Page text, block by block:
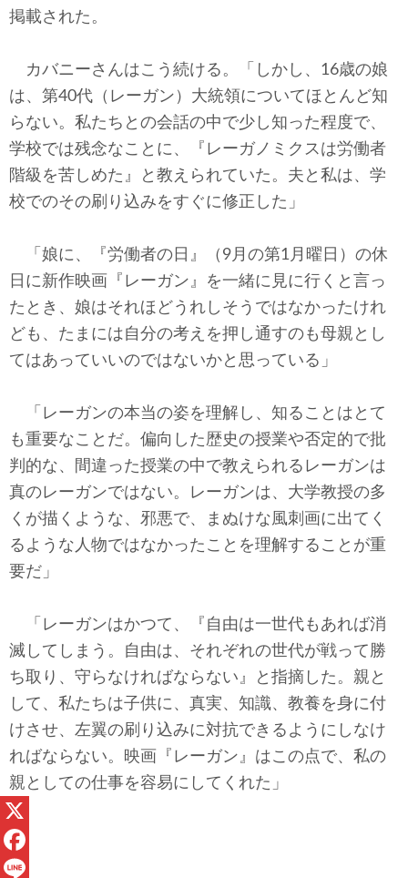
掲載された。
カバニーさんはこう続ける。「しかし、16歳の娘
は、第40代（レーガン）大統領についてほとんど知
らない。私たちとの会話の中で少し知った程度で、
学校では残念なことに、『レーガノミクスは労働者
階級を苦しめた』と教えられていた。夫と私は、学
校でのその刷り込みをすぐに修正した」
「娘に、『労働者の日』（9月の第1月曜日）の休
日に新作映画『レーガン』を一緒に見に行くと言っ
たとき、娘はそれほどうれしそうではなかったけれ
ども、たまには自分の考えを押し通すのも母親とし
てはあっていいのではないかと思っている」
「レーガンの本当の姿を理解し、知ることはとて
も重要なことだ。偏向した歴史の授業や否定的で批
判的な、間違った授業の中で教えられるレーガンは
真のレーガンではない。レーガンは、大学教授の多
くが描くような、邪悪で、まぬけな風刺画に出てく
るような人物ではなかったことを理解することが重
要だ」
「レーガンはかつて、『自由は一世代もあれば消
滅してしまう。自由は、それぞれの世代が戦って勝
ち取り、守らなければならない』と指摘した。親と
して、私たちは子供に、真実、知識、教養を身に付
けさせ、左翼の刷り込みに対抗できるようにしなけ
ればならない。映画『レーガン』はこの点で、私の
親としての仕事を容易にしてくれた」
X
F